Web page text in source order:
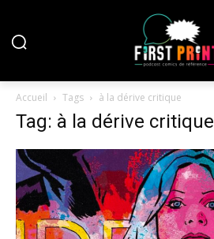
Accueil Tags à la dérive critique
Tag: à la dérive critique